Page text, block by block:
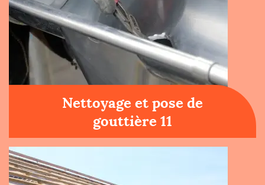
Nettoyage et pose de
gouttière 11